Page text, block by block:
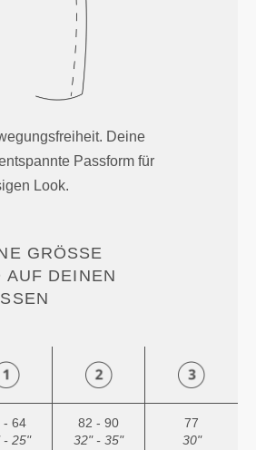
Deine
Passform für
Look.
GRÖSSE B
DEINEN K
- 64
- 25"
82 - 90
32" - 35"
77
30"